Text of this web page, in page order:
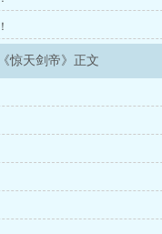
《惊天剑帝》正文